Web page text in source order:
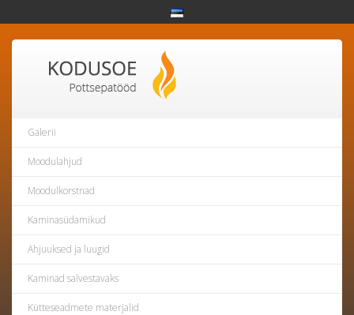
Galerii
Moodulahjud
Moodulkorstnad
Kaminasüdamikud
Ahjuuksed ja luugid
Kaminad salvestavaks
Kütteseadmete materjalid